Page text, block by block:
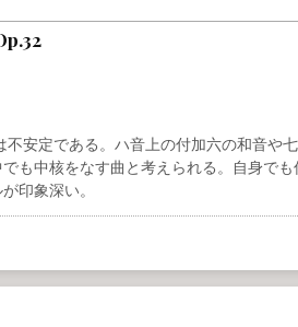
安定である。ハ音上の付加六の和音や
も中核をなす曲と考えられる。自身でも
印象深い。